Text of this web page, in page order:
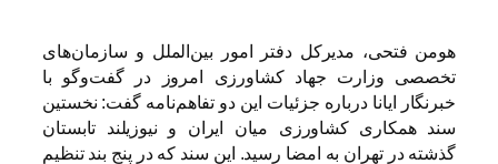
هومن فتحی، مدیرکل دفتر امور بین‌الملل و سازمان‌های
تخصصی وزارت جهاد کشاورزی امروز در گفت‌وگو با
خبرنگار ایانا درباره جزئیات این دو تفاهم‌نامه گفت: نخستین
سند همکاری کشاورزی میان ایران و نیوزیلند تابستان
گذشته در تهران به امضا رسید. این سند که در پنج بند تنظیم